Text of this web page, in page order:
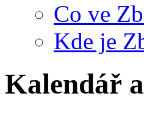
Co ve
Kde je
Kalendář